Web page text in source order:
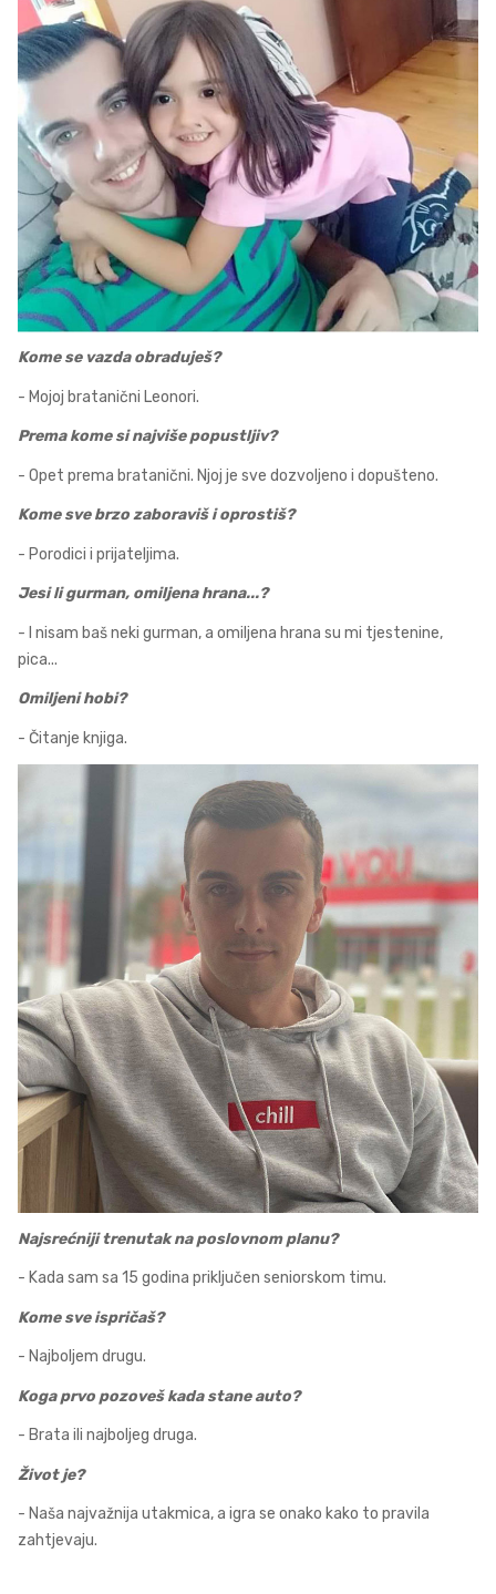
Kome se vazda obraduješ?
- Mojoj bratanični Leonori.
Prema kome si najviše popustljiv?
- Opet prema bratanični. Njoj je sve dozvoljeno i dopušteno.
Kome sve brzo zaboraviš i oprostiš?
- Porodici i prijateljima.
Jesi li gurman, omiljena hrana...?
- I nisam baš neki gurman, a omiljena hrana su mi tjestenine,
pica...
Omiljeni hobi?
- Čitanje knjiga.
Najsrećniji trenutak na poslovnom planu?
- Kada sam sa 15 godina priključen seniorskom timu.
Kome sve ispričaš?
- Najboljem drugu.
Koga prvo pozoveš kada stane auto?
- Brata ili najboljeg druga.
Život je?
- Naša najvažnija utakmica, a igra se onako kako to pravila
zahtjevaju.